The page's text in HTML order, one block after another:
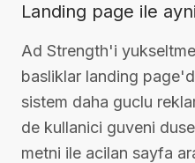
Landing page ile
Ad Strength'i
basliklar landing
sistem daha guclu
de kullanici guveni
metni ile acilan sayfa